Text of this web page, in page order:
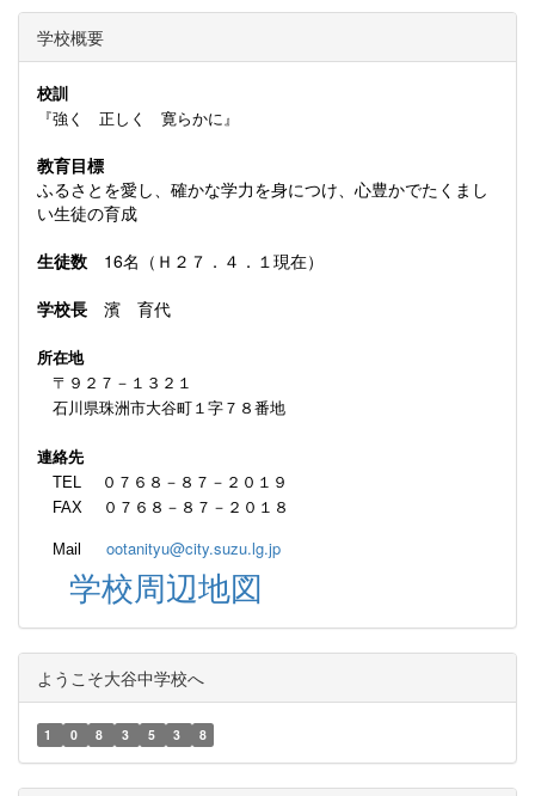
学校概要
校訓
『強く 正しく 寛らかに』
教育目標
ふるさとを愛し、確かな学力を身につけ、心豊かでたくまし
い生徒の育成
生徒数 16名（Ｈ２７．４．１現在）
学校長 濱 育代
所在地
〒９２７－１３２１
石川県珠洲市大谷町１字７８番地
連絡先
TEL ０７６８－８７－２０１９
FAX ０７６８－８７－２０１８
Mail ootanityu@city.suzu.lg.jp
学校周辺地図
ようこそ大谷中学校へ
1 0 8 3 5 3 8